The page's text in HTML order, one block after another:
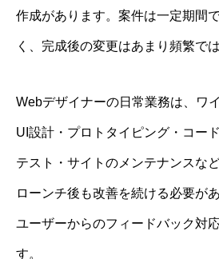
作成があります。案件は一定期間
く、完成後の変更はあまり頻繁で
Webデザイナーの日常業務は、ワ
UI設計・プロトタイピング・コー
テスト・サイトのメンテナンスな
ローンチ後も改善を続ける必要が
ユーザーからのフィードバック対
す。